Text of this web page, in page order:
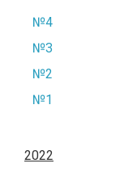
№4
№3
№2
№1
2022